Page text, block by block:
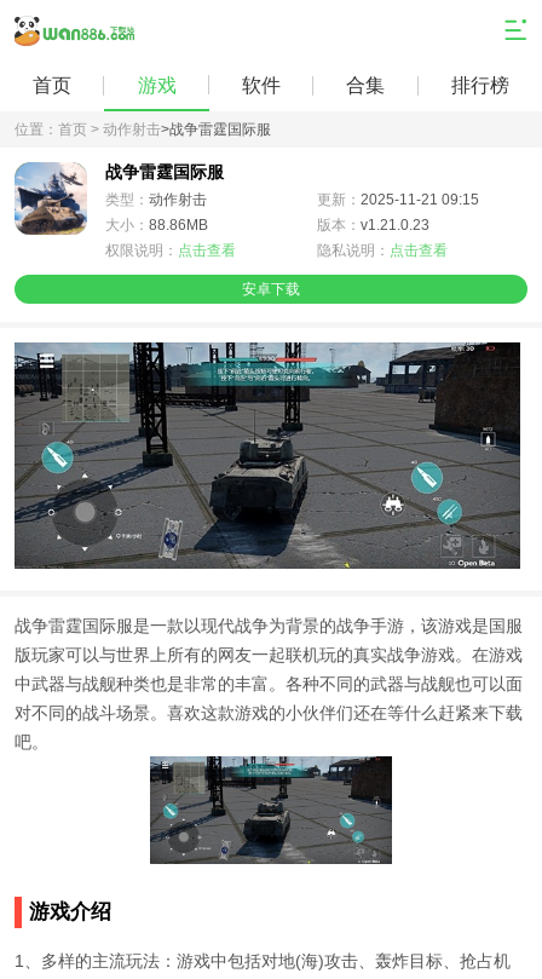
首页 游戏 软件 合集 排行榜
位置： 首页 > 动作射击>战争雷霆国际服
战争雷霆国际服
类型： 动作射击 更新： 2025-11-21 09:15
大小： 88.86MB 版本： v1.21.0.23
权限说明： 点击查看 隐私说明： 点击查看
安卓下载
战争雷霆国际服是一款以现代战争为背景的战争手游，该游戏是国服
版玩家可以与世界上所有的网友一起联机玩的真实战争游戏。在游戏
中武器与战舰种类也是非常的丰富。各种不同的武器与战舰也可以面
对不同的战斗场景。喜欢这款游戏的小伙伴们还在等什么赶紧来下载
吧。
游戏介绍
1、多样的主流玩法：游戏中包括对地(海)攻击、轰炸目标、抢占机